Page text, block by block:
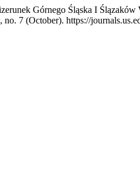
Górnego Śląska I
, no. 7 (October). https://